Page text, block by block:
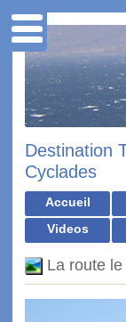
Destination
Cyclades
Accueil
Videos
La route